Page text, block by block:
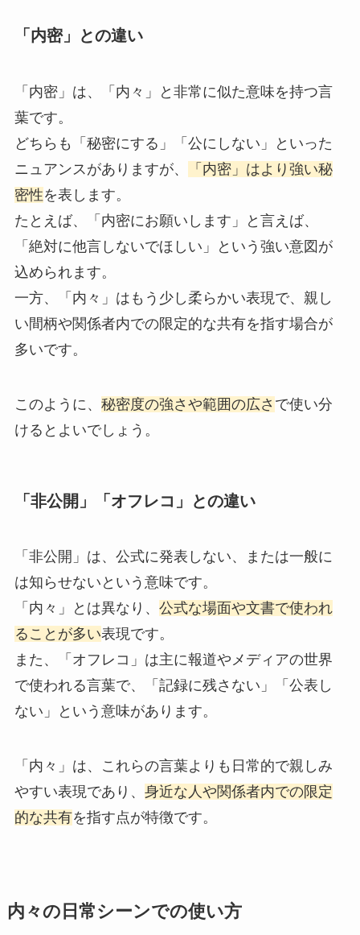
「内密」との違い
「内密」は、「内々」と非常に似た意味を持つ言
葉です。
どちらも「秘密にする」「公にしない」といった
ニュアンスがありますが、
「内密」はより強い秘
密性を表します。
たとえば、「内密にお願いします」と言えば、
「絶対に他言しないでほしい」という強い意図が
込められます。
一方、「内々」はもう少し柔らかい表現で、親し
い間柄や関係者内での限定的な共有を指す場合が
多いです。
このように、 秘密度の強さや範囲の広さ で使い分
けるとよいでしょう。
「非公開」「オフレコ」との違い
「非公開」は、公式に発表しない、または一般に
は知らせないという意味です。
「内々」とは異なり、 公式な場面や文書で使われ
ることが多い表現です。
また、「オフレコ」は主に報道やメディアの世界
で使われる言葉で、「記録に残さない」「公表し
ない」という意味があります。
「内々」は、これらの言葉よりも日常的で親しみ
やすい表現であり、 身近な人や関係者内での限定
的な共有を指す点が特徴です。
内々の日常シーンでの使い方